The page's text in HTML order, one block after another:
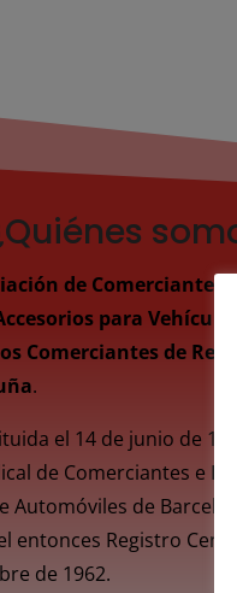
de Comerciantes
para
Comerciantes de
.
el 14 de junio de
de Comerciantes e
Automóviles de
entonces Registro
de 1962.